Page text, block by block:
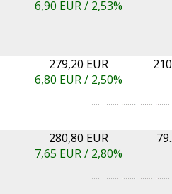
6,90 EUR / 2,53%
279,20 EUR
6,80 EUR / 2,50%
280,80 EUR
7,65 EUR / 2,80%